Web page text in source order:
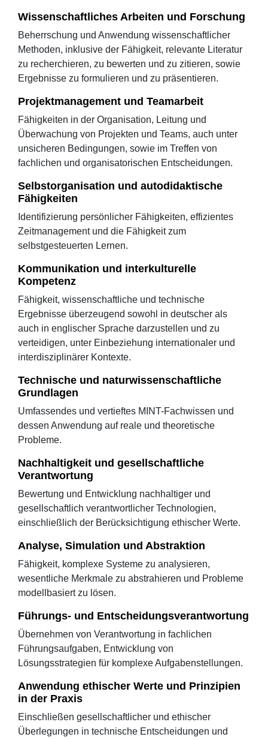
Wissenschaftliches Arbeiten und Forschung
Beherrschung und Anwendung wissenschaftlicher
Methoden, inklusive der Fähigkeit, relevante Literatur
zu recherchieren, zu bewerten und zu zitieren, sowie
Ergebnisse zu formulieren und zu präsentieren.
Projektmanagement und Teamarbeit
Fähigkeiten in der Organisation, Leitung und
Überwachung von Projekten und Teams, auch unter
unsicheren Bedingungen, sowie im Treffen von
fachlichen und organisatorischen Entscheidungen.
Selbstorganisation und autodidaktische
Fähigkeiten
Identifizierung persönlicher Fähigkeiten, effizientes
Zeitmanagement und die Fähigkeit zum
selbstgesteuerten Lernen.
Kommunikation und interkulturelle
Kompetenz
Fähigkeit, wissenschaftliche und technische
Ergebnisse überzeugend sowohl in deutscher als
auch in englischer Sprache darzustellen und zu
verteidigen, unter Einbeziehung internationaler und
interdisziplinärer Kontexte.
Technische und naturwissenschaftliche
Grundlagen
Umfassendes und vertieftes MINT-Fachwissen und
dessen Anwendung auf reale und theoretische
Probleme.
Nachhaltigkeit und gesellschaftliche
Verantwortung
Bewertung und Entwicklung nachhaltiger und
gesellschaftlich verantwortlicher Technologien,
einschließlich der Berücksichtigung ethischer Werte.
Analyse, Simulation und Abstraktion
Fähigkeit, komplexe Systeme zu analysieren,
wesentliche Merkmale zu abstrahieren und Probleme
modellbasiert zu lösen.
Führungs- und Entscheidungsverantwortung
Übernehmen von Verantwortung in fachlichen
Führungsaufgaben, Entwicklung von
Lösungsstrategien für komplexe Aufgabenstellungen.
Anwendung ethischer Werte und Prinzipien
in der Praxis
Einschließen gesellschaftlicher und ethischer
Überlegungen in technische Entscheidungen und